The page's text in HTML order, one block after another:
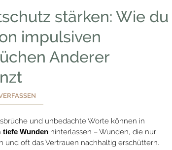
stärken: Wie du
impulsiven
Anderer
und unbedachte Worte können in
tiefe Wundenhinterlassen – Wunden, die nur
und oft das Vertrauen nachhaltig erschüttern.